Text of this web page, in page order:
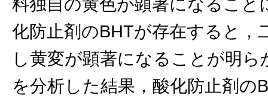
化防止剤のBHTが存在すると，
し黄変が顕著になることが明
を分析した結果，酸化防止剤